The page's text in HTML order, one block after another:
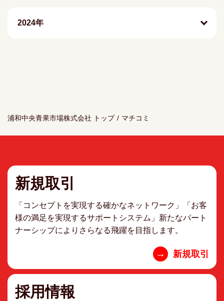
2024年
浦和中央青果市場株式会社 トップ / マチコミ
新規取引
「コンセプトを実現する確かなネットワーク」「お客
様の満足を実現するサポートシステム」新たなパート
ナーシップによりさらなる飛躍を目指します。
→ 新規取引
採用情報